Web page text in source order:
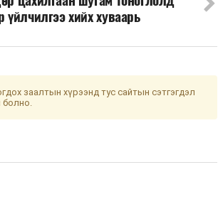
үйлчилгээ хийх хуваарь
заалтын хүрээнд тус сайтын сэтгэгдэл
болно.